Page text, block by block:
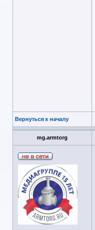
Вернуться к началу
mg.armtorg